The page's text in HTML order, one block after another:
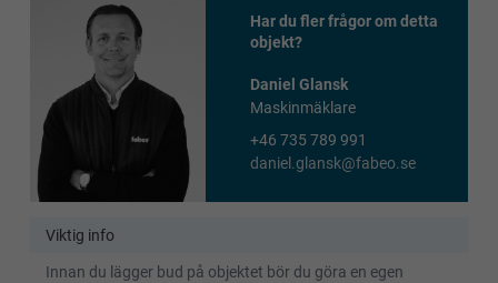
Har du fler frågor om detta
objekt?
Daniel Glansk
Maskinmäklare
+46 735 789 991
daniel.glansk@fabeo.se
Viktig info
Innan du lägger bud på objektet bör du göra en egen